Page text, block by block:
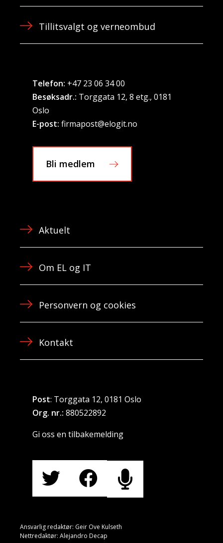
Tillitsvalgt og verneombud
Telefon: +47 23 06 34 00
Besøksadr.: Torggata 12, 8 etg., 0181
Oslo
E-post: firmapost@elogit.no
Bli medlem
Aktuelt
Om EL og IT
Personvern og cookies
Kontakt
Post: Torggata 12, 0181 Oslo
Org. nr.: 880522892
Gi oss en tilbakemelding
Ansvarlig redaktør: Geir Ove Kulseth
Nettredaktør: Alejandro Decap